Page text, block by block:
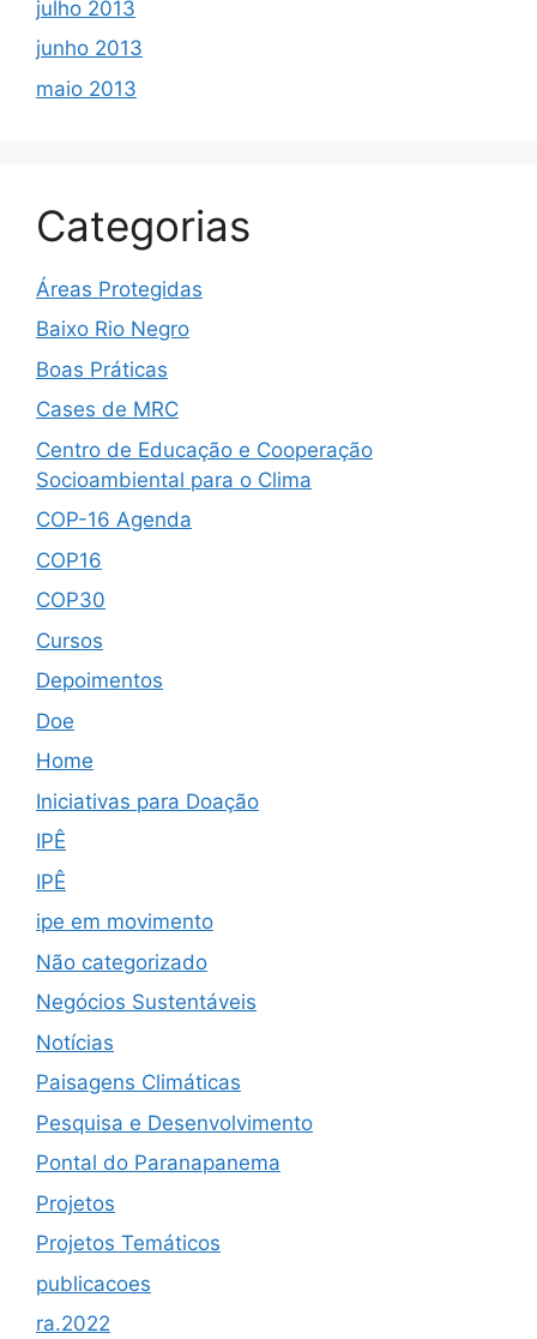
julho 2013
junho 2013
maio 2013
Categorias
Áreas Protegidas
Baixo Rio Negro
Boas Práticas
Cases de MRC
Centro de Educação e Cooperação
Socioambiental para o Clima
COP-16 Agenda
COP16
COP30
Cursos
Depoimentos
Doe
Home
Iniciativas para Doação
IPÊ
IPÊ
ipe em movimento
Não categorizado
Negócios Sustentáveis
Notícias
Paisagens Climáticas
Pesquisa e Desenvolvimento
Pontal do Paranapanema
Projetos
Projetos Temáticos
publicacoes
ra.2022